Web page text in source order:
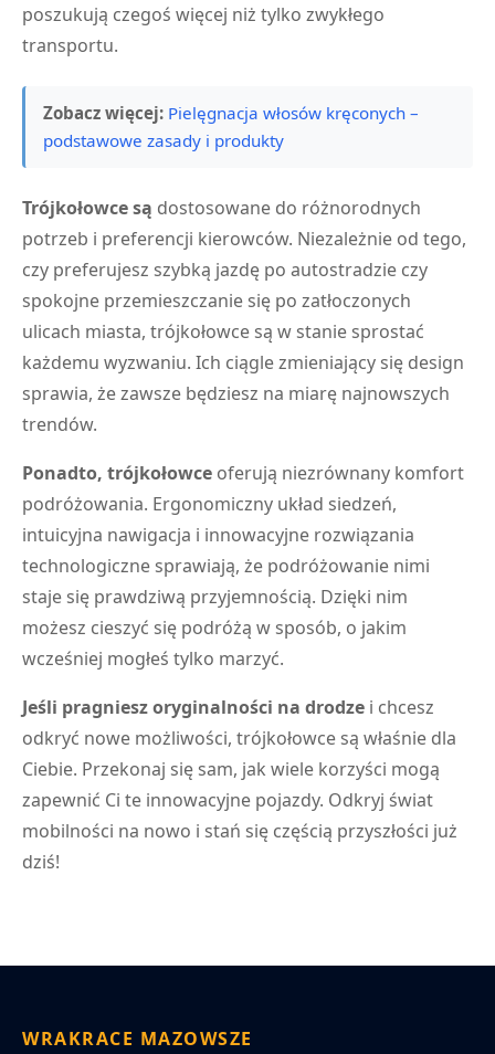
poszukują czegoś więcej niż tylko zwykłego
transportu.
Zobacz więcej: Pielęgnacja włosów kręconych –
podstawowe zasady i produkty
Trójkołowce są dostosowane do różnorodnych
potrzeb i preferencji kierowców. Niezależnie od tego,
czy preferujesz szybką jazdę po autostradzie czy
spokojne przemieszczanie się po zatłoczonych
ulicach miasta, trójkołowce są w stanie sprostać
każdemu wyzwaniu. Ich ciągle zmieniający się design
sprawia, że zawsze będziesz na miarę najnowszych
trendów.
Ponadto, trójkołowce oferują niezrównany komfort
podróżowania. Ergonomiczny układ siedzeń,
intuicyjna nawigacja i innowacyjne rozwiązania
technologiczne sprawiają, że podróżowanie nimi
staje się prawdziwą przyjemnością. Dzięki nim
możesz cieszyć się podróżą w sposób, o jakim
wcześniej mogłeś tylko marzyć.
Jeśli pragniesz oryginalności na drodze i chcesz
odkryć nowe możliwości, trójkołowce są właśnie dla
Ciebie. Przekonaj się sam, jak wiele korzyści mogą
zapewnić Ci te innowacyjne pojazdy. Odkryj świat
mobilności na nowo i stań się częścią przyszłości już
dziś!
WRAKRACE MAZOWSZE